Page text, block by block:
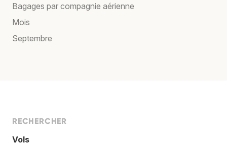
Bagages par compagnie aérienne
Mois
Septembre
RECHERCHER
Vols